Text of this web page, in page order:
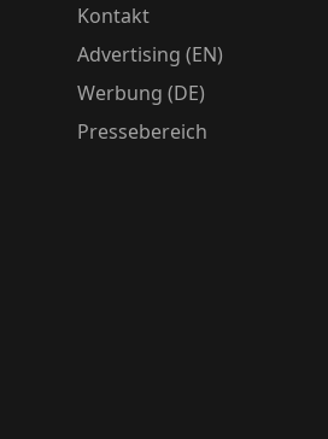
Kontakt
Advertising (EN)
Werbung (DE)
Pressebereich